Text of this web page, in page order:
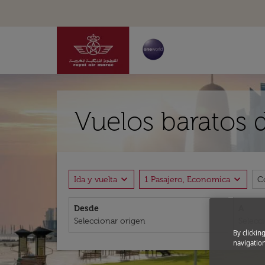
Vuelos baratos
Ida y vuelta expand_more 1 Pasajero, Economica expand_more
Desde
By